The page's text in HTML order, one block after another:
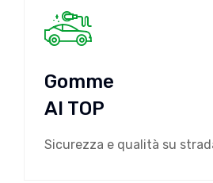
Gomme
Al TOP
Sicurezza e qualità su